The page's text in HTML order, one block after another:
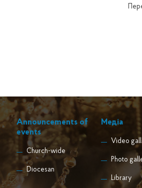
Announcements of
events
Church-wide
Diocesan
Медіа
Video
Photo
Library